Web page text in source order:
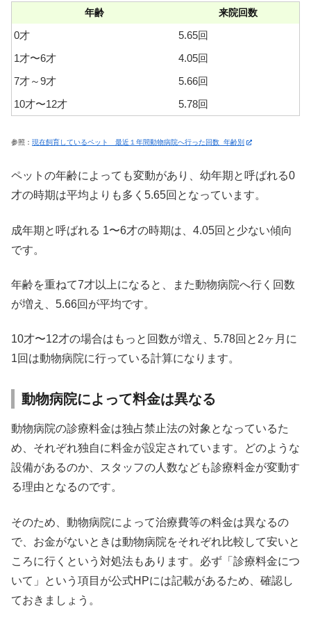
年齢 来院回数
0才
5.65回
1才〜6才
4.05回
7才～9才
5.66回
10才〜12才
5.78回
参照： 現在飼育しているペット 最近１年間動物病院へ行った回数_年齢別
ペットの年齢によっても変動があり、幼年期と呼ばれる0
才の時期は平均よりも多く5.65回となっています。
成年期と呼ばれる 1〜6才の時期は、4.05回と少ない傾向
です。
年齢を重ねて7才以上になると、また動物病院へ行く回数
が増え、5.66回が平均です。
10才〜12才の場合はもっと回数が増え、5.78回と2ヶ月に
1回は動物病院に行っている計算になります。
動物病院によって料金は異なる
動物病院の診療料金は独占禁止法の対象となっているた
め、それぞれ独自に料金が設定されています。どのような
設備があるのか、スタッフの人数なども診療料金が変動す
る理由となるのです。
そのため、動物病院によって治療費等の料金は異なるの
で、お金がないときは動物病院をそれぞれ比較して安いと
ころに行くという対処法もあります。必ず「診療料金につ
いて」という項目が公式HPには記載があるため、確認し
ておきましょう。